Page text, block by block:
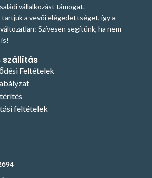
vállalkozást támogat.
a vevői elégedettséget, így a
Szívesen segítünk, ha nem
szállítás
Feltételek
feltételek